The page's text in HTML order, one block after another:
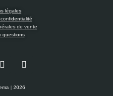
légales
de vente
questions
| 2026